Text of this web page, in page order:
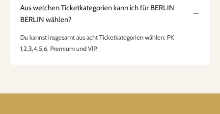
Aus welchen Ticketkategorien kann ich für BERLIN
BERLIN wählen?
Du kannst insgesamt aus acht Ticketkategorien wählen: PK
1,2,3,4,5,6, Premium und VIP.